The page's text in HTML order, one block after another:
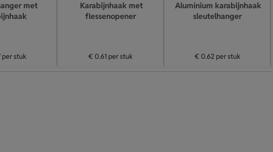
met
per stuk
Karabijnhaak met
flessenopener
€ 0.61 per stuk
Aluminium karabijnhaak
sleutelhanger
€ 0.62per stuk